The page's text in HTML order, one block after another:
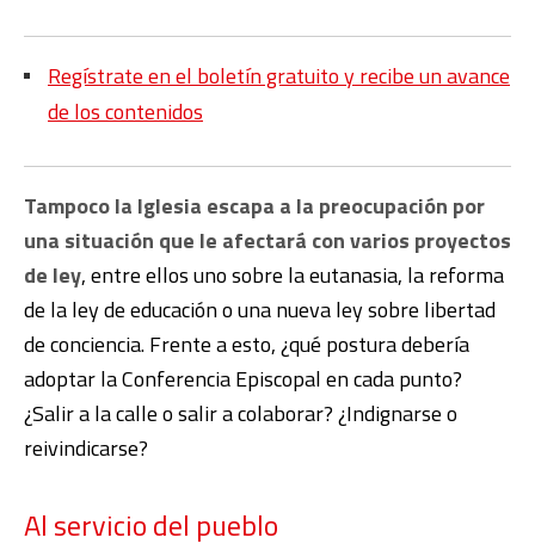
Regístrate en el boletín gratuito y recibe un avance
de los contenidos
Tampoco la Iglesia escapa a la preocupación por
una situación que le afectará con varios proyectos
de ley, entre ellos uno sobre la eutanasia, la reforma
de la ley de educación o una nueva ley sobre libertad
de conciencia. Frente a esto, ¿qué postura debería
adoptar la Conferencia Episcopal en cada punto?
¿Salir a la calle o salir a colaborar? ¿Indignarse o
reivindicarse?
Al servicio del pueblo